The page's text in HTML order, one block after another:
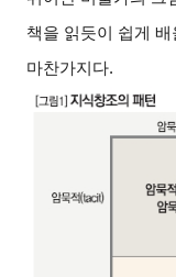
책을 읽듯이 쉽게
마찬가지다.